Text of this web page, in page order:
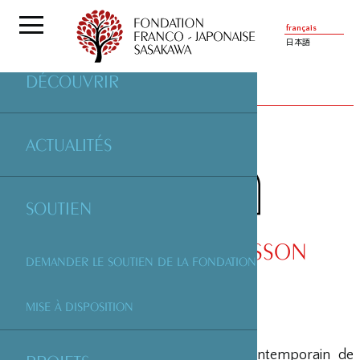
français
日本語
DÉCOUVRIR
ACTUALITÉS
SOUTIEN
DEMANDER LE SOUTIEN DE LA FONDATION
MISE À DISPOSITION
PARTENAIRES | ABBAYE DE MAUBUISSON
ABBAYE DE MAUBUISSON
Inauguré en 2001, le centre d’art contemporain de